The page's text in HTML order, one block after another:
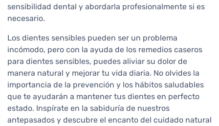
sensibilidad dental y abordarla profesionalmente si es
necesario.
Los dientes sensibles pueden ser un problema
incómodo, pero con la ayuda de los remedios caseros
para dientes sensibles, puedes aliviar su dolor de
manera natural y mejorar tu vida diaria. No olvides la
importancia de la prevención y los hábitos saludables
que te ayudarán a mantener tus dientes en perfecto
estado. Inspírate en la sabiduría de nuestros
antepasados y descubre el encanto del cuidado natural